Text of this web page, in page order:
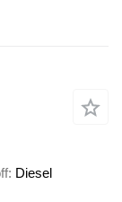
Diesel